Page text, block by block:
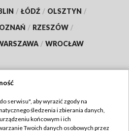
/ ŁÓDŹ / OLSZTYN /
/ RZESZÓW /
/ WROCŁAW
TVP
serwisu", aby wyrazić zgody na
śledzenia i zbierania danych,
końcowym i ich
Twoich danych osobowych przez